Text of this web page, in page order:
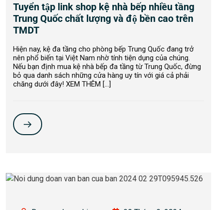
Tuyển tập link shop kệ nhà bếp nhiều tầng
Trung Quốc chất lượng và độ bền cao trên
TMDT
Hiện nay, kệ đa tầng cho phòng bếp Trung Quốc đang trở
nên phổ biến tại Việt Nam nhờ tính tiện dụng của chúng.
Nếu bạn định mua kệ nhà bếp đa tầng từ Trung Quốc, đừng
bỏ qua danh sách những cửa hàng uy tín với giá cả phải
chăng dưới đây! XEM THÊM […]